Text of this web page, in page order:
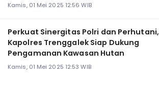
Kamis, 01 Mei 2025 12:56 WIB
Perkuat Sinergitas Polri dan Perhutani,
Kapolres Trenggalek Siap Dukung
Pengamanan Kawasan Hutan
Kamis, 01 Mei 2025 12:53 WIB